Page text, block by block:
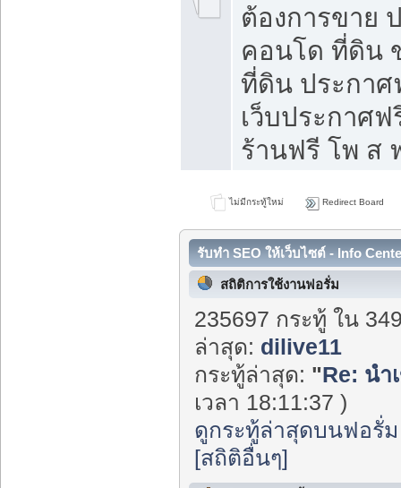
ต้องการขาย
คอนโด ที่ดิน
ที่ดิน ประกา
เว็บประกาศ
ร้านฟรี โพ ส
ไม่มีกระทู้ใหม่ Redirect Board
รับทำ SEO ให้เว็บไซต์ - Info
สถิติการใช้งานฟอรั่ม
235697 กระทู้ ใน
ล่าสุด: dilive11
กระทู้ล่าสุด: "Re: นำ
เวลา 18:11:37 )
ดูกระทู้ล่าสุดบนฟอรั่ม
[สถิติอื่นๆ]